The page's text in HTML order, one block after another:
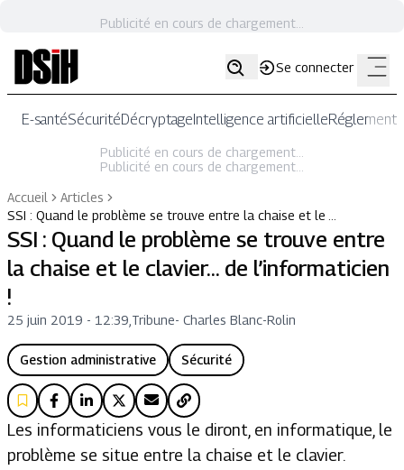
Publicité en cours de chargement...
Se connecter
E-santéSécuritéDécryptageIntelligence artificielle
Publicité en cours de chargement...
Publicité en cours de chargement...
Accueil
Articles
SSI : Quand le problème se trouve entre la chaise et le …
SSI : Quand le problème se trouve entre
la chaise et le clavier... de l’informaticien
!
25 juin 2019 - 12:39 Tribune- Charles Blanc-Rolin
Gestion administrative Sécurité
Les informaticiens vous le diront, en informatique, le
problème se situe entre la chaise et le clavier.